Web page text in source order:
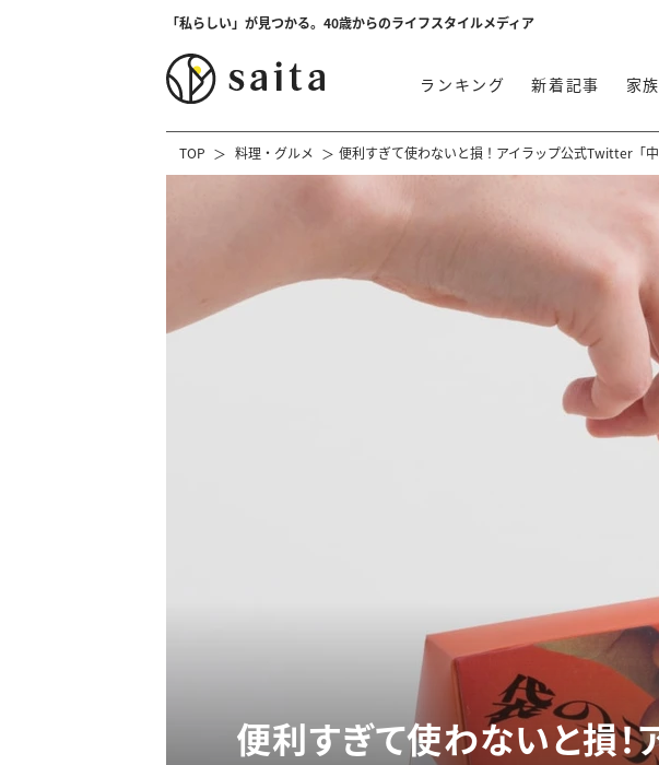
「私らしい」が見つかる。40歳からのライフスタイルメディア
ランキング 新着記事 家
TOP 料理・グルメ 便利すぎて使わないと損！アイラップ公式Twitter「
便利すぎて使わないと損